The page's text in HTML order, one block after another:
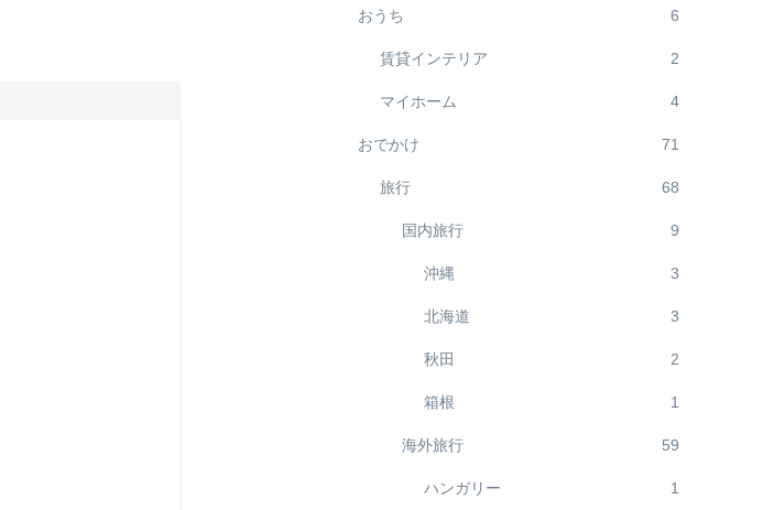
おうち 6
賃貸インテリア 2
マイホーム 4
おでかけ 71
旅行 68
国内旅行 9
沖縄 3
北海道 3
秋田 2
箱根 1
海外旅行 59
ハンガリー 1